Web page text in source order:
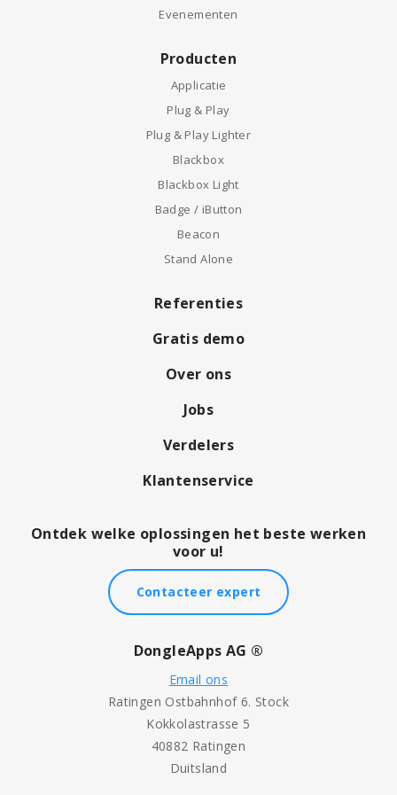
Evenementen
Producten
Applicatie
Plug & Play
Plug & Play Lighter
Blackbox
Blackbox Light
Badge / iButton
Beacon
Stand Alone
Referenties
Gratis demo
Over ons
Jobs
Verdelers
Klantenservice
Ontdek welke oplossingen het beste werken
voor u!
Contacteer expert
DongleApps AG ®
Email ons
Ratingen Ostbahnhof 6. Stock
Kokkolastrasse 5
40882 Ratingen
Duitsland